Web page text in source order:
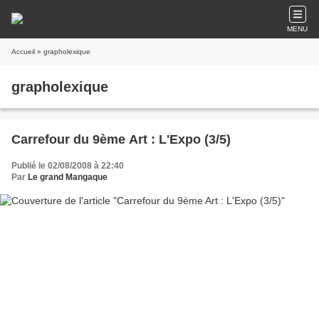
MENU
Accueil » grapholexique
grapholexique
Carrefour du 9ème Art : L'Expo (3/5)
Publié le 02/08/2008 à 22:40
Par Le grand Mangaque